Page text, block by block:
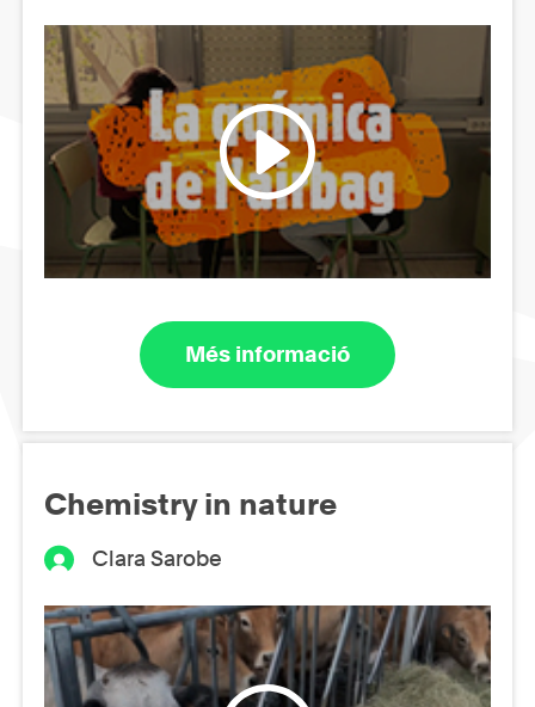
Més informació
Chemistry in nature
Clara Sarobe